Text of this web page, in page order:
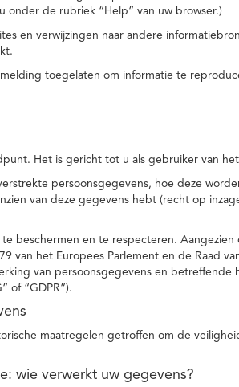
onder de rubriek “Help” van uw browser.)
en verwijzingen naar andere
toegelaten om informatie te
Het is gericht tot u als gebruiker van
persoonsgegevens, hoe deze
van deze gegevens hebt (recht op
beschermen en te respecteren.
van het Europees Parlement en de Raad
van persoonsgegevens en betreffende
of “GDPR”).
maatregelen getroffen om de
wie verwerkt uw gegevens?